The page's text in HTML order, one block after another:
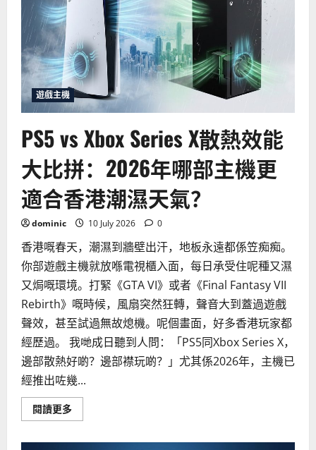
遊戲主機
PS5 vs Xbox Series X散熱效能
大比拼：2026年哪部主機更
適合香港潮濕天氣？
dominic 10 July 2026 0
香港嘅春天，潮濕到牆壁出汗，地板永遠都係笠痴痴。
你部遊戲主機就放喺電視櫃入面，每日承受住呢種又濕
又焗嘅環境。打緊《GTA VI》或者《Final Fantasy VII
Rebirth》嘅時候，風扇突然狂轉，聲音大到蓋過遊戲
聲效，甚至試過無故熄機。呢個畫面，好多香港玩家都
經歷過。 我哋成日聽到人問：「PS5同Xbox Series X，
邊部散熱好啲？邊部襟玩啲？」尤其係2026年，主機已
經推出咗幾...
閱讀更多Read
more